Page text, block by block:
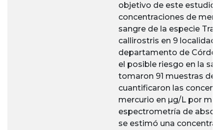
objetivo de este estudio
concentraciones de
sangre de la especie
callirostris en 9
departamento de
el posible riesgo en la
tomaron 91 muestras de
cuantificaron las
mercurio en µg/L por
espectrometría de
se estimó una